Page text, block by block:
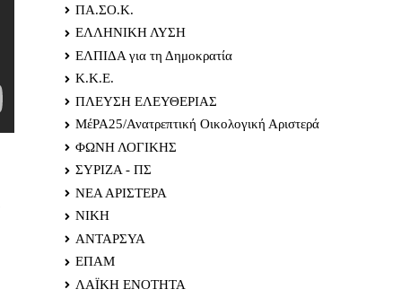
ΠΑ.ΣΟ.Κ.
ΕΛΛΗΝΙΚΗ ΛΥΣΗ
ΕΛΠΙΔΑ για τη Δημοκρατία
Κ.Κ.Ε.
ΠΛΕΥΣΗ ΕΛΕΥΘΕΡΙΑΣ
ΜέΡΑ25/Ανατρεπτική Οικολογική Αριστερά
ΦΩΝΗ ΛΟΓΙΚΗΣ
ΣΥΡΙΖΑ - ΠΣ
ΝΕΑ ΑΡΙΣΤΕΡΑ
ΝΙΚΗ
ΑΝΤΑΡΣΥΑ
ΕΠΑΜ
ΛΑΪΚΗ ΕΝΟΤΗΤΑ